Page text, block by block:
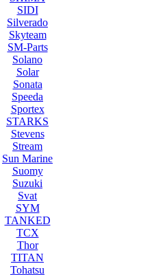
SIDI
Silverado
Skyteam
SM-Parts
Solano
Solar
Sonata
Speeda
Sportex
STARKS
Stevens
Stream
Sun Marine
Suomy
Suzuki
Svat
SYM
TANKED
TCX
Thor
TITAN
Tohatsu